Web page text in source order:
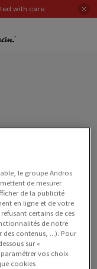
with care.
なレシピ
チ、デザート、
ます。
le groupe Andros
de mesurer
de la publicité
en ligne et de votre
certains de ces
de notre
des contenus, ...). Pour
sur «
vos choix
cookies